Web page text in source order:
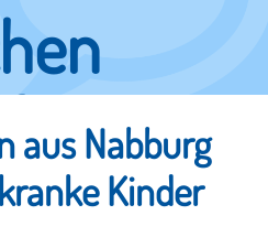
fleißige Helfer
aus Nabburg
Kinder